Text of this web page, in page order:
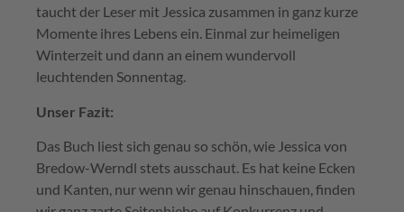
taucht der Leser mit Jessica zusammen in ganz kurze
Momente ihres Lebens ein. Einmal zur heimeligen
Winterzeit und dann an einem wundervoll
leuchtenden Sonnentag.
Unser Fazit:
Das Buch liest sich genau so schön, wie Jessica von
Bredow-Werndl stets ausschaut. Es hat keine Ecken
und Kanten, nur wenn wir genau hinschauen, finden